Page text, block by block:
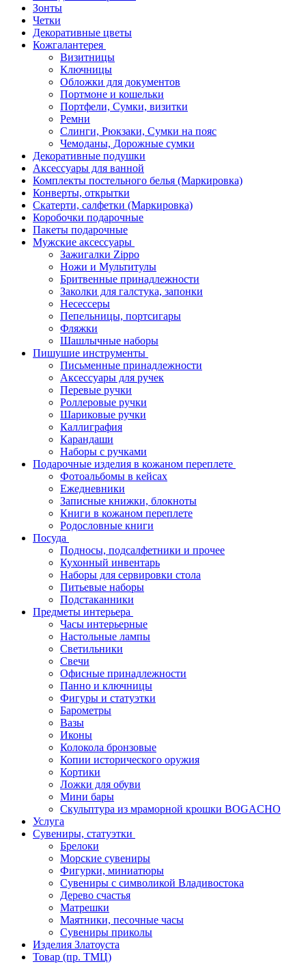
Зонты
Четки
Декоративные цветы
Кожгалантерея
Визитницы
Ключницы
Обложки для документов
Портмоне и кошельки
Портфели, Сумки, визитки
Ремни
Слинги, Рюкзаки, Сумки на пояс
Чемоданы, Дорожные сумки
Декоративные подушки
Аксессуары для ванной
Комплекты постельного белья (Маркировка)
Конверты, открытки
Скатерти, салфетки (Маркировка)
Коробочки подарочные
Пакеты подарочные
Мужские аксессуары
Зажигалки Zippo
Ножи и Мультитулы
Бритвенные принадлежности
Заколки для галстука, запонки
Несессеры
Пепельницы, портсигары
Фляжки
Шашлычные наборы
Пишушие инструменты
Письменные принадлежности
Аксессуары для ручек
Перевые ручки
Роллеровые ручки
Шариковые ручки
Каллиграфия
Карандаши
Наборы с ручками
Подарочные изделия в кожаном переплете
Фотоальбомы в кейсах
Ежедневники
Записные книжки, блокноты
Книги в кожаном переплете
Родословные книги
Посуда
Подносы, подсалфетники и прочее
Кухонный инвентарь
Наборы для сервировки стола
Питьевые наборы
Подстаканники
Предметы интерьера
Часы интерьерные
Настольные лампы
Светильники
Свечи
Офисные принадлежности
Панно и ключницы
Фигуры и статуэтки
Барометры
Вазы
Иконы
Колокола бронзовые
Копии исторического оружия
Кортики
Ложки для обуви
Мини бары
Скульптура из мраморной крошки BOGACHO
Услуга
Сувениры, статуэтки
Брелоки
Морские сувениры
Фигурки, миниатюры
Сувениры с символикой Владивостока
Дерево счастья
Матрешки
Маятники, песочные часы
Сувениры приколы
Изделия Златоуста
Товар (пр. ТМЦ)